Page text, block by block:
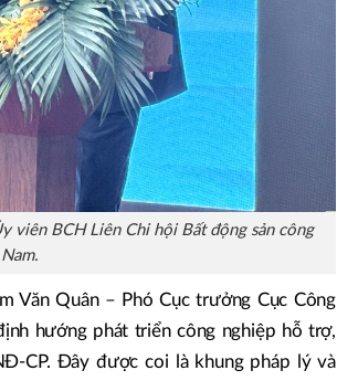
viên BCH Liên Chi hội Bất động sản công
Văn Quân – Phó Cục trưởng Cục Công
hướng phát triển công nghiệp hỗ trợ,
CP. Đây được coi là khung pháp lý và